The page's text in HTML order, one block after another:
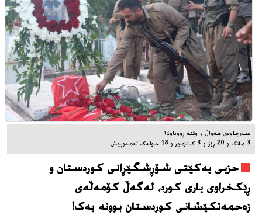
سه‌رچاوه‌ی هه‌واڵ و وێنه‌ ڕووداو٢٤
3 مانگ و 20 ڕۆژ و 3 کاتژمێر و 18 خوله‌ک له‌مه‌وپێش‌
حزبی یەکێتی شۆڕشگێڕانی کوردستان و
ڕێکخراوی یاری کورد، له‌گه‌ڵ کۆمەڵەی
زەحمەتکێشانی کوردستان بوونه‌ یه‌ک!